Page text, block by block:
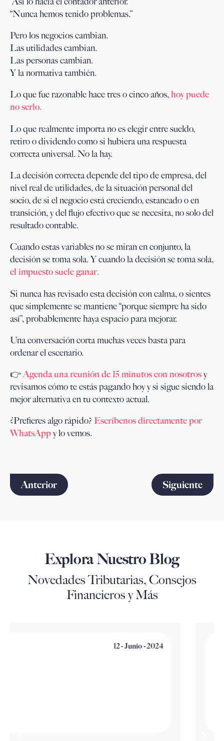
“Nunca hemos tenido problemas.”
Pero los negocios cambian.
Las utilidades cambian.
Las personas cambian.
Y la normativa también.
Lo que fue razonable hace tres o cinco años,hoy puede
no serlo.
Lo que realmente importa no es elegir entre sueldo,
retiro o dividendo como si hubiera una respuesta
correcta universal. No la hay.
La decisión correcta depende del tipo de empresa, del
nivel real de utilidades, de la situación personal del
socio, de si el negocio está creciendo, estancado o en
transición, y del flujo efectivo que se necesita, no solo del
resultado contable.
Cuando estas variables no se miran en conjunto, la
decisión se toma sola. Y cuando la decisión se toma sola,
el impuesto suele ganar.
Si nunca has revisado esta decisión con calma, o sientes
que simplemente se mantiene “porque siempre ha sido
así”, probablemente haya espacio para mejorar.
Una conversación corta muchas veces basta para
ordenar el escenario.
👉Agenda una reunión de 15 minutos con nosotrosy
revisamos cómo te estás pagando hoy y si sigue siendo la
mejor alternativa en tu contexto actual.
¿Prefieres algo rápido? Escríbenos directamente por
WhatsAppy lo vemos.
Anterior Siguiente
Explora Nuestro Blog
Novedades Tributarias, Consejos
Financieros y Más
12 - Junio - 2024